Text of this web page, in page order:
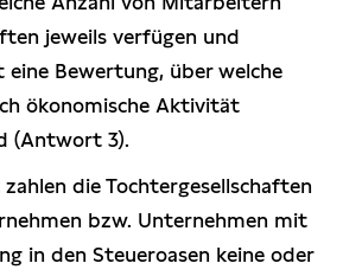
jeweils verfügen und
Bewertung, über welche
ökonomische Aktivität
(Antwort 3).
die Tochtergesellschaften
bzw. Unternehmen mit
in den Steueroasen keine oder